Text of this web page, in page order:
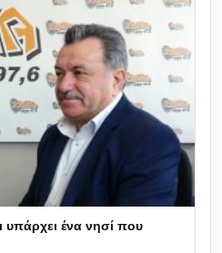
υπάρχει ένα νησί που